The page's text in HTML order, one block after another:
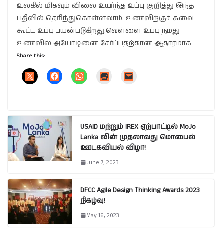
உலகில் மிகவும் விலை உயர்ந்த உப்பு குறித்து இந்த
பதிவில் தெரிந்துகொள்ளலாம். உணவிற்குச் சுவை
கூட்ட உப்பு பயன்படுகிறது.வெள்ளை உப்பு நமது
உணவில் அயோடினை சேர்ப்பதற்கான ஆதாரமாக
Share this:
USAID மற்றும் IREX ஏற்பாட்டில் MoJo
Lanka வின் முதலாவது மொபைல்
ஊடகவியல் விழா!
June 7, 2023
DFCC Agile Design Thinking Awards 2023
நிகழ்வு!
May 16, 2023